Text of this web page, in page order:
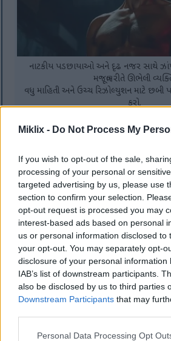
Miklix - Do Not Process My
If you wish to opt-out of the sale,
processing of your personal or
targeted advertising by us, please use
section to confirm your selection.
opt-out request is processed you may
interest-based ads based on personal
us or personal information disclosed to
your opt-out. You may separately opt-
disclosure of your personal information
IAB’s list of downstream participants.
also be disclosed by us to third parties
Downstream Participants that may
Please note that this website/app uses
Personal Data Processing Opt
નાટકીય પડછાયાઓ અને દૃઢ નજર સાથે
મજબૂત રીતે ઊભેલી
વધુ માહિતી અને ઉચ્ચ રિઝોલ્યુશન માટે છબી
કરો.
ક્રોસફિટ કોણે ધ્યાનમાં લેવું
ક્રોસફિટ એક બહુમુખી ફિટનેસ પ્રોગ્રામ છે જે
વ્યક્તિઓને સમાવવા માટે રચાયેલ છે. તે દરેક
આપે છે, જે તેને શારીરિક ક્ષમતાના તમામ
આકર્ષક વિકલ્પ બનાવે છે. શિખાઉ લોકો
માણસો માટે અનુકૂળ વર્કઆઉટ્સથી લઈને
અદ્યતન સત્રો સુધી, ક્રોસફિટ દરેક માટે
બધી ઉંમરના અને ફિટનેસ પૃષ્ઠભૂમિના
કસરતમાં જોડાઈ શકે છે. ફિટનેસ સ્તરનું
પ્રશિક્ષિત વ્યાવસાયિકો સાથે, કસરતની
શકાય છે. આ તેમના શારીરિક સ્વાસ્થ્યને
કોઈપણ માટે યોગ્ય સલામત અને